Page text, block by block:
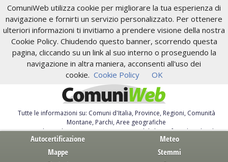
ComuniWeb utilizza cookie per migliorare la tua esperienza di
navigazione e fornirti un servizio personalizzato. Per ottenere
ulteriori informazioni ti invitiamo a prendere visione della nostra
Cookie Policy. Chiudendo questo banner, scorrendo questa
pagina, cliccando su un link al suo interno o proseguendo la
navigazione in altra maniera, acconsenti all'uso dei
cookie. Cookie Policy OK
Tutte le informazioni su: Comuni d'Italia, Province, Regioni, Comunità
Montane, Parchi, Aree geografiche
Servizi al Cittadino. Autocertificazione, moduli, leggi, free download
Autocertificazione
Meteo
Mappe
Stemmi